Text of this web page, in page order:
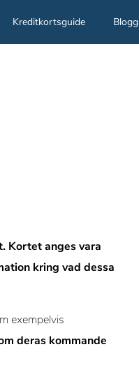
Kreditkortsguide Blogg
Kortet anges vara
kring vad dessa
exempelvis
deras kommande